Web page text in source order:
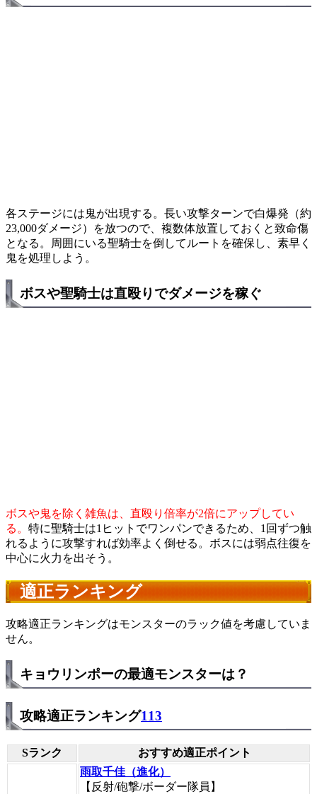
各ステージには鬼が出現する。長い攻撃ターンで白爆発（約
23,000ダメージ）を放つので、複数体放置しておくと致命傷
となる。周囲にいる聖騎士を倒してルートを確保し、素早く
鬼を処理しよう。
ボスや聖騎士は直殴りでダメージを稼ぐ
ボスや鬼を除く雑魚は、直殴り倍率が2倍にアップしてい
る。 特に聖騎士は1ヒットでワンパンできるため、1回ずつ触
れるように攻撃すれば効率よく倒せる。ボスには弱点往復を
中心に火力を出そう。
適正ランキング
攻略適正ランキングはモンスターのラック値を考慮していま
せん。
キョウリンポーの最適モンスターは？
攻略適正ランキング113
Sランク おすすめ適正ポイント
雨取千佳（進化）
【反射/砲撃/ボーダー隊員】